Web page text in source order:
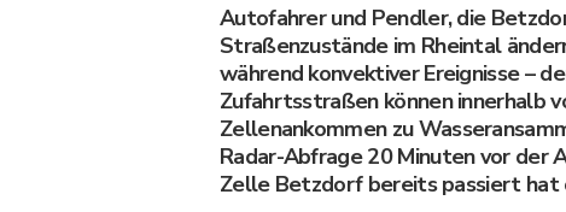
Autofahrer und Pendler, die
Straßenzustände im Rheintal
während konvektiver Ereignisse –
Zufahrtsstraßen können innerhalb
Zellenankommen zu
Radar-Abfrage 20 Minuten vor der
Zelle Betzdorf bereits passiert hat